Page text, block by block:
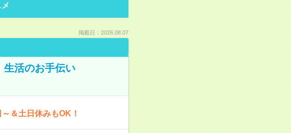
掲載日：2026.08.07
生活のお手伝い
＆土日休みもOK！